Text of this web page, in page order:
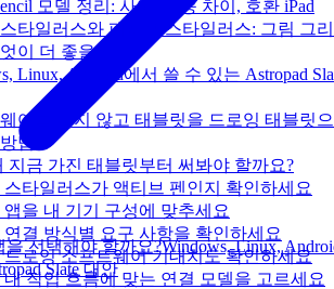
모델 정리: 사양, 기능 차이, 호환 iPad
타일러스와 패시브 스타일러스: 그림 그
이 더 좋을까?
Linux, Android에서 쓸 수 있는 Astropad
어를 사지 않고 태블릿을 드로잉 태블릿
법
지금 가진 태블릿부터 써봐야 할까요?
스타일러스가 액티브 펜인지 확인하세요
앱을 내 기기 구성에 맞추세요
연결 방식별 요구 사항을 확인하세요
드로잉 소프트웨어 기대치도 확인하세요
내 작업 흐름에 맞는 연결 모델을 고르세요
을 선택해야 할까요?Windows, Linux,
Slate 대안